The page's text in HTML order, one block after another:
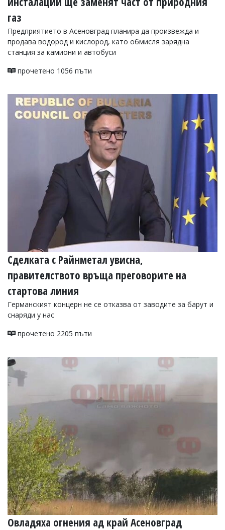
газ
Предприятието в Асеновград планира да произвежда и
продава водород и кислород, като обмисля зарядна
станция за камиони и автобуси
прочетено 1056 пъти
Сделката с Райнметал увисна,
правителството връща преговорите на
стартова линия
Германският концерн не се отказва от заводите за барут и
снаряди у нас
прочетено 2205 пъти
Овладяха огнения ад край Асеновград